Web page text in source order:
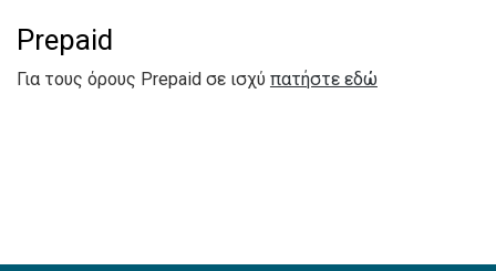
Prepaid
Για τους όρους Prepaid σε ισχύ πατήστε εδώ